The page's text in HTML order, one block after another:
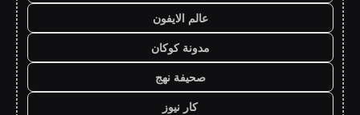
عالم الايفون
مدونة كوكان
صحيفة نهج
كار نيوز